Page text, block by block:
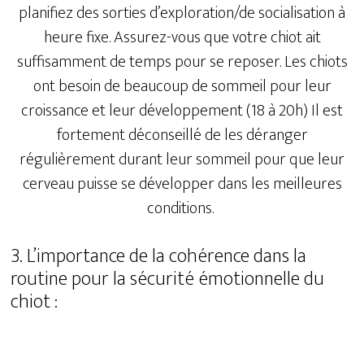
planifiez des sorties d’exploration/de socialisation à
heure fixe. Assurez-vous que votre chiot ait
suffisamment de temps pour se reposer. Les chiots
ont besoin de beaucoup de sommeil pour leur
croissance et leur développement (18 à 20h) Il est
fortement déconseillé de les déranger
régulièrement durant leur sommeil pour que leur
cerveau puisse se développer dans les meilleures
conditions.
3. L’importance de la cohérence dans la
routine pour la sécurité émotionnelle du
chiot :